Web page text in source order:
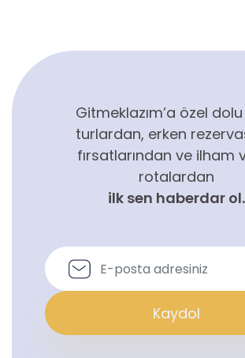
Gitmeklazım’a özel
turlardan, erken
fırsatlarından ve ilham
rotalardan
ilk sen haberdar ol.
Kaydol